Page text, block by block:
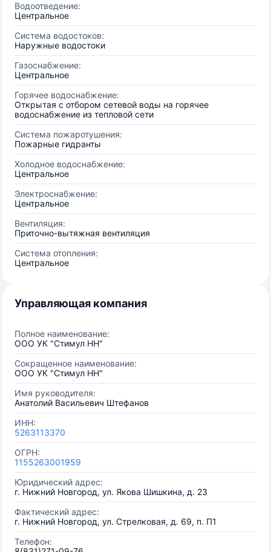
Водоотведение:
Центральное
Система водостоков:
Наружные водостоки
Газоснабжение:
Центральное
Горячее водоснабжение:
Открытая с отбором сетевой воды на горячее
водоснабжение из тепловой сети
Система пожаротушения:
Пожарные гидранты
Холодное водоснабжение:
Центральное
Электроснабжение:
Центральное
Вентиляция:
Приточно-вытяжная вентиляция
Система отопления:
Центральное
Управляющая компания
Полное наименование:
ООО УК "Стимул НН"
Сокращенное наименование:
ООО УК "Стимул НН"
Имя руководителя:
Анатолий Васильевич Штефанов
ИНН:
5263113370
ОГРН:
1155263001959
Юридический адрес:
г. Нижний Новгород, ул. Якова Шишкина, д. 23
Фактический адрес:
г. Нижний Новгород, ул. Стрелковая, д. 69, п. П1
Телефон: